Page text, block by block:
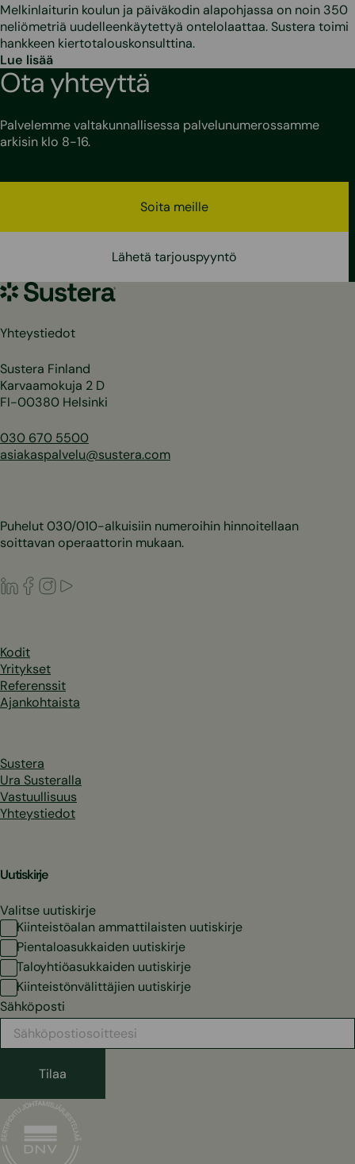
Melkinlaiturin koulun ja päiväkodin alapohjassa on noin 350
neliömetriä uudelleenkäytettyä ontelolaattaa. Sustera toimi
hankkeen kiertotalouskonsulttina.
Lue lisää
Ota yhteyttä
Palvelemme valtakunnallisessa palvelunumerossamme
arkisin klo 8-16.
Soita meille
Lähetä tarjouspyyntö
Sustera
Yhteystiedot
Sustera Finland
Karvaamokuja 2 D
FI-00380 Helsinki
030 670 5500
asiakaspalvelu@sustera.com
Puhelut 030/010-alkuisiin numeroihin hinnoitellaan
soittavan operaattorin mukaan.
LinkedIn
Facebook
Instagram
Kodit
Yritykset
Referenssit
Ajankohtaista
Sustera
Ura Susteralla
Vastuullisuus
Yhteystiedot
Uutiskirje
Valitse uutiskirje
Kiinteistöalan ammattilaisten uutiskirje
Pientaloasukkaiden uutiskirje
Taloyhtiöasukkaiden uutiskirje
Kiinteistönvälittäjien uutiskirje
Sähköposti